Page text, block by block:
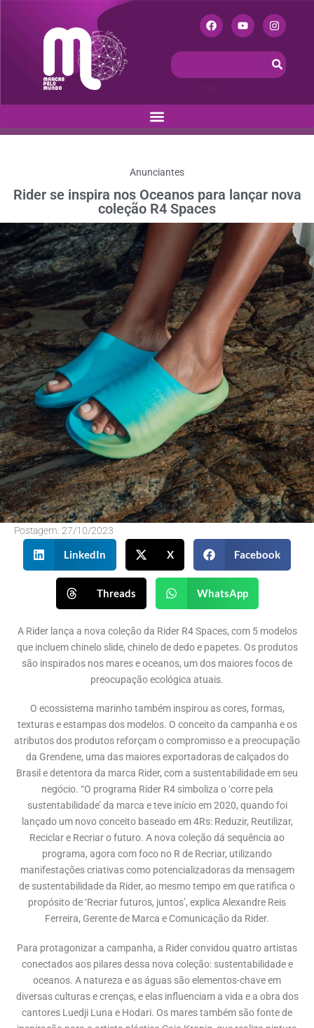
Anunciantes
Rider se inspira nos Oceanos para lançar nova
coleção R4 Spaces
Postagem: 27/10/2023
LinkedIn X Facebook
Threads WhatsApp
A Rider lança a nova coleção da Rider R4 Spaces, com 5 modelos
que incluem chinelo slide, chinelo de dedo e papetes. Os produtos
são inspirados nos mares e oceanos, um dos maiores focos de
preocupação ecológica atuais.
O ecossistema marinho também inspirou as cores, formas,
texturas e estampas dos modelos. O conceito da campanha e os
atributos dos produtos reforçam o compromisso e a preocupação
da Grendene, uma das maiores exportadoras de calçados do
Brasil e detentora da marca Rider, com a sustentabilidade em seu
negócio. “O programa Rider R4 simboliza o ‘corre pela
sustentabilidade’ da marca e teve início em 2020, quando foi
lançado um novo conceito baseado em 4Rs: Reduzir, Reutilizar,
Reciclar e Recriar o futuro. A nova coleção dá sequência ao
programa, agora com foco no R de Recriar, utilizando
manifestações criativas como potencializadoras da mensagem
de sustentabilidade da Rider, ao mesmo tempo em que ratifica o
propósito de ‘Recriar futuros, juntos’, explica Alexandre Reis
Ferreira, Gerente de Marca e Comunicação da Rider.
Para protagonizar a campanha, a Rider convidou quatro artistas
conectados aos pilares dessa nova coleção: sustentabilidade e
oceanos. A natureza e as águas são elementos-chave em
diversas culturas e crenças, e elas influenciam a vida e a obra dos
cantores Luedji Luna e Hodari. Os mares também são fonte de